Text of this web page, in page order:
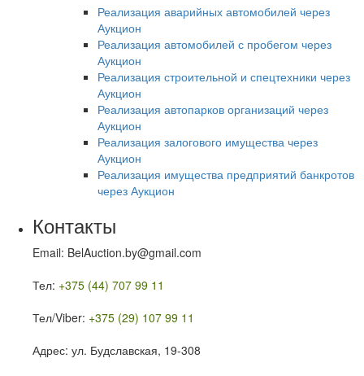
Реализация аварийных автомобилей через
Аукцион
Реализация автомобилей с пробегом через
Аукцион
Реализация строительной и спецтехники через
Аукцион
Реализация автопарков организаций через
Аукцион
Реализация залогового имущества через
Аукцион
Реализация имущества предприятий банкротов
через Аукцион
Контакты
Email: BelAuction.by@gmail.com
Тел: +375 (44) 707 99 11
Тел/Viber: +375 (29) 107 99 11
Адрес: ул. Будславская, 19-308